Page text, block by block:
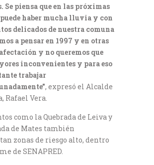
Se piensa que en las próximas
puede haber mucha lluvia y con
delicados de nuestra comuna
a pensar en 1997 y en otras
y no queremos que
inconvenientes y para eso
trabajar
, expresó el Alcalde
Rafael Vera.
como la Quebrada de Leiva y
de Mates también
zonas de riesgo alto, dentro
de SENAPRED.